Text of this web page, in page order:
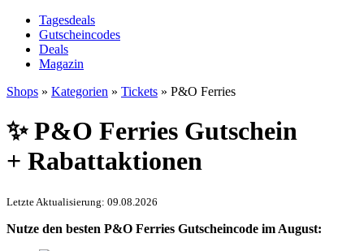
Tagesdeals
Gutscheincodes
Deals
Magazin
Shops » Kategorien » Tickets » P&O Ferries
✨ P&O Ferries Gutschein
+ Rabattaktionen
Letzte Aktualisierung: 09.08.2026
Nutze den besten P&O Ferries Gutscheincode im August: